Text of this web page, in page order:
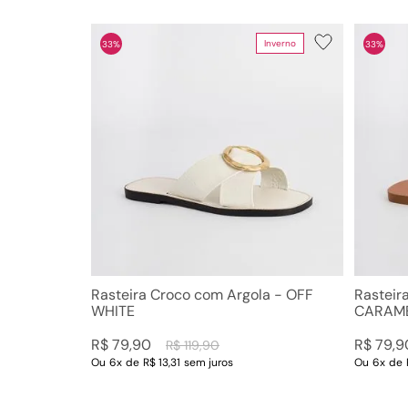
Cintos
Inverno
33%
Rasteira Croco com Argola - OFF
WHITE
R$ 119,90
R$79,90
Ou 6x de R$ 13,31 sem juros
33%
R$79,
Ou 6x de